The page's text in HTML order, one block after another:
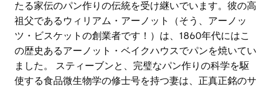
たる家伝のパン作りの伝統を受け継いでいます。彼の高
祖父であるウィリアム・アーノット（そう、アーノッ
ツ・ビスケットの創業者です！）は、1860年代にはこ
の歴史あるアーノット・ベイクハウスでパンを焼いてい
ました。 スティーブンと、完璧なパン作りの科学を駆
使する食品微生物学の修士号を持つ妻は、正真正銘のサ